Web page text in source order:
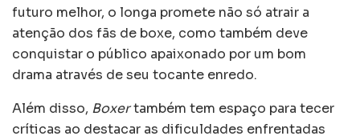
futuro melhor, o longa promete não só atrair a
atenção dos fãs de boxe, como também deve
conquistar o público apaixonado por um bom
drama através de seu tocante enredo.
Além disso, Boxertambém tem espaço para tecer
críticas ao destacar as dificuldades enfrentadas